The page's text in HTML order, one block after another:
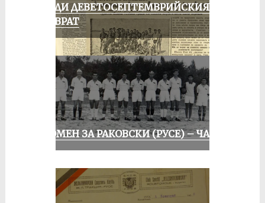
ПРЕДИ ДЕВЕТОСЕПТЕМВРИЙСКИЯ
ПРЕВРАТ
СПОМЕН ЗА РАКОВСКИ (РУСЕ) – ЧАСТ I